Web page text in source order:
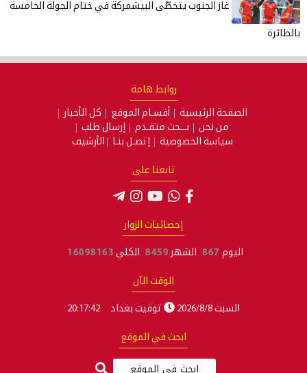
غاز الجنوب يتخطّى البيشمركة في ختام الجولة الخامسة
بالطائرة
روابط هامة
الصفحة الرئيسية أقسـام الموقع
كل الأخبار
من نحن
بـــحث متقـدم
إرسال طلب
سياسة الخصوصية
إتصـل بنـا الأرشيف
تابعنا على
إحصائيات الزوار
اليوم 867 الشهر 8459 الكلي 16098163
الوقت الآن
السبت 2026/8/8 توقيت بغداد 20:17:42
ابحث في الموقع